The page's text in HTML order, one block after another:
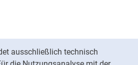
ausschließlich technisch